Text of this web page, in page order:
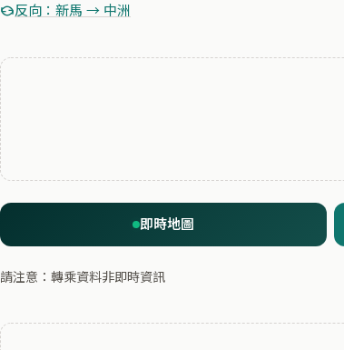
反向：新馬 → 中洲
即時地圖
請注意：轉乘資料非即時資訊